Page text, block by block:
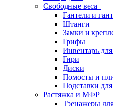
Свободные веса
Гантели и
Штанги
Замки и
Грифы
Инвентарь
Гири
Диски
Помосты и
Подставки
Растяжка и МФР
Тренажеры